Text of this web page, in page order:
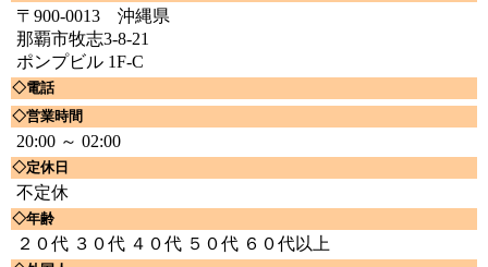
〒900-0013 沖縄県
那覇市牧志3-8-21
ポンプビル 1F-C
◇電話
◇営業時間
20:00 ～ 02:00
◇定休日
不定休
◇年齢
２０代 ３０代 ４０代 ５０代 ６０代以上